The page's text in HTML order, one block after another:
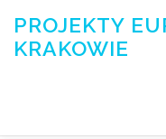
treści
PROJEKTY
KRAKOWIE